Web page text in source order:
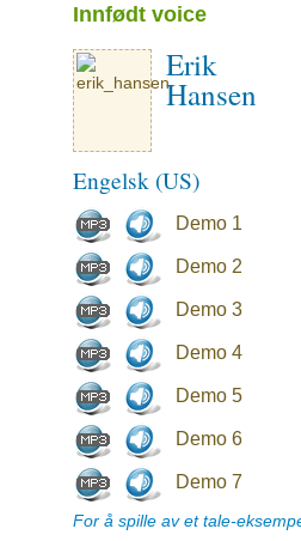
Innfødt voice
Erik
Hansen
Engelsk (US)
Demo 1
Demo 2
Demo 3
Demo 4
Demo 5
Demo 6
Demo 7
For å spille av et tale-